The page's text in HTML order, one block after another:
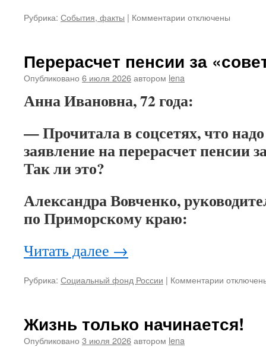
Рубрика: События, факты | Комментарии к
ожила
отключены
Перерасчет пенсии за
Опубликовано 6 июля 2026автором lena
Анна Ивановна, 72 года:
— Прочитала в соцсетях, что
заявление на перерасчет пенсии
Так ли это?
Александра Вовченко,
по Приморскому краю:
Читать далее →
Рубрика: Социальный фонд России | Комментарии к
за
Жизнь только начинается!
Опубликовано 3 июля 2026автором lena